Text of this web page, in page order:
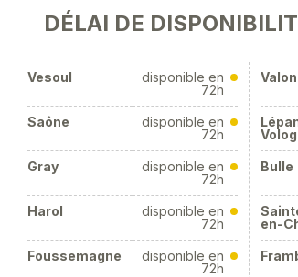
DÉLAI DE
Vesoul
disponible en
72h
Saône
disponible en
72h
Gray
disponible en
72h
Harol
disponible en
72h
Foussemagne
disponible en
72h
Bulle
en-